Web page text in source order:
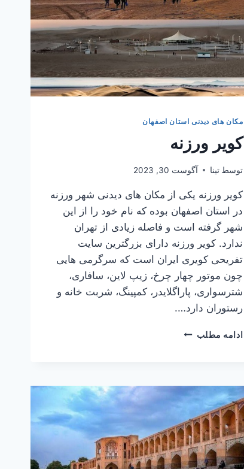
مکان های دیدنی استان اصفهان
کویر ورزنه
توسط تینا آگوست 30, 2023
کویر ورزنه یکی از مکان های دیدنی شهر ورزنه
در استان اصفهان بوده که نام خود را از این
شهر گرفته است و فاصله زیادی از تهران
ندارد. کویر ورزنه دارای بزرگترین سایت
تفریحی کویری ایران است که سرگرمی هایی
چون موتور چهار چرخ، زیپ لاین، سافاری،
شترسواری، پاراگلایدر، کمپینگ، شربت خانه و
رستوران دارد….
ادامه مطلب کویر